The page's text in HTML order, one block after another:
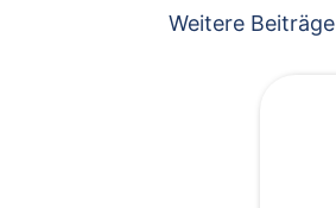
Weitere Beiträge